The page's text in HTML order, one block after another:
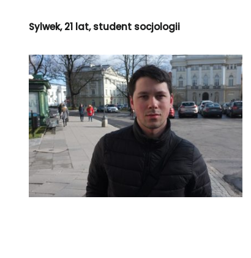
Sylwek, 21 lat, student socjologii